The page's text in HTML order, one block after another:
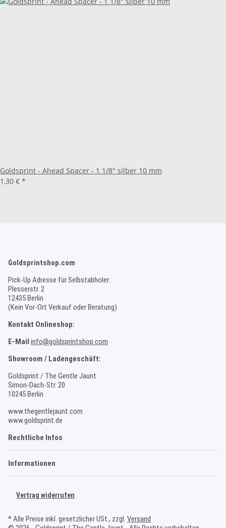
Goldsprint - Ahead Spacer - 1 1/8" silber 10 mm
1,30 € *
Goldsprintshop.com
Pick-Up Adresse für Selbstabholer:
Plesserstr. 2
12435 Berlin
(Kein Vor-Ort Verkauf oder Beratung)
Kontakt Onlineshop:
E-Mail info@goldsprintshop.com
Showroom / Ladengeschäft:
Goldsprint / The Gentle Jaunt
Simon-Dach-Str. 20
10245 Berlin
www.thegentlejaunt.com
www.goldsprint.de
Rechtliche Infos
Informationen
Vertrag widerrufen
* Alle Preise inkl. gesetzlicher USt., zzgl. Versand